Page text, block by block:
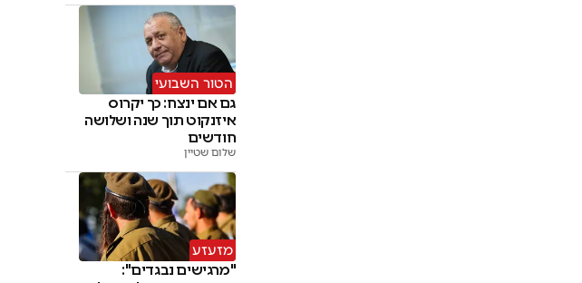
הטור השבועי
גם אם ינצח: כך יקרוס
איזנקוט תוך שנה ושלושה
חודשים
שלום שטיין
מזעזע
"מרגישים נבגדים":